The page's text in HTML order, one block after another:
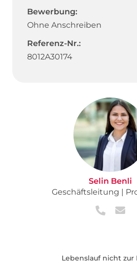
Bewerbung:
Ohne Anschreiben
Referenz-Nr.:
8012A30174
Selin Benli
Geschäftsleitung |
Lebenslauf nicht zur